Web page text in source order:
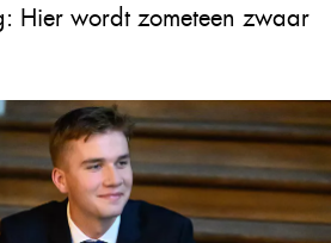
Hier wordt zometeen zwaar